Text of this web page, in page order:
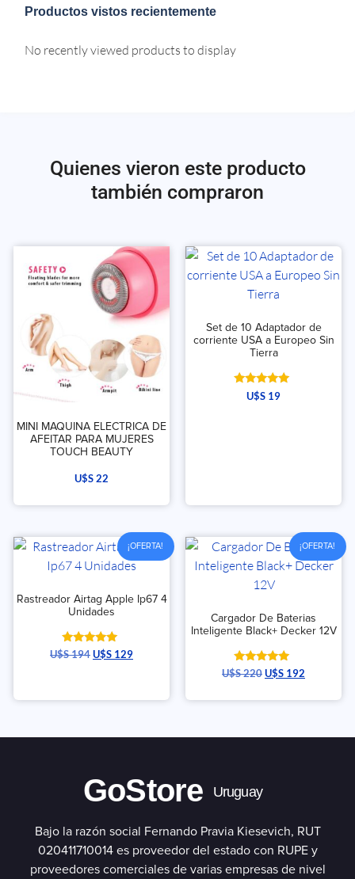
Productos vistos recientemente
No recently viewed products to display
Quienes vieron este producto
también compraron
MINI MAQUINA ELECTRICA DE
AFEITAR PARA MUJERES
TOUCH BEAUTY
U$S22
Set de 10 Adaptador de
corriente USA a Europeo Sin
Tierra
Valorado
con
U$S 19
¡OFERTA!
Rastreador Airtag Apple Ip67 4
Unidades
Valorado
con
U$S194U$S 129
¡OFERTA!
Cargador De Baterias
Inteligente Black+ Decker 12V
Valorado
con
de 5
U$S220U$S 192
GoStore Uruguay
Bajo la razón social Fernando Pravia Kiesevich, RUT
020411710014 es proveedor del estado con RUPE y
proveedores comerciales de varias empresas de nivel